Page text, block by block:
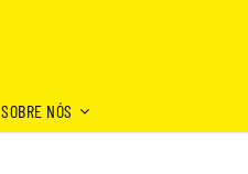
SOBRE NÓS